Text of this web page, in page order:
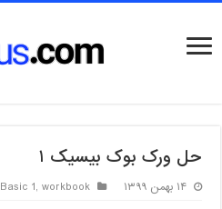
حل ورک بوک بیسیک ۱
۱۴ بهمن ۱۳۹۹ Basic 1, workbook